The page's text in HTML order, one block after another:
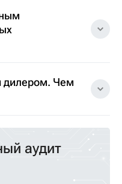
дилером. Чем
аудит